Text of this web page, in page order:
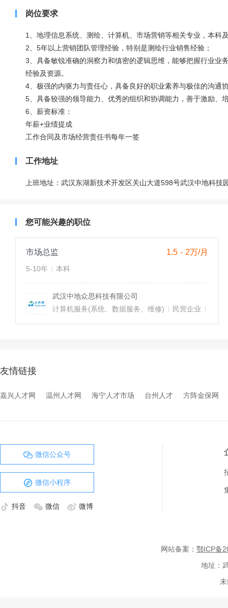
岗位要求
1、地理信息系统、测绘、计算机、市场营销等相关专业，本科
2、5年以上营销团队管理经验，特别是测绘行业销售经验；
3、具备敏锐准确的洞察力和缜密的逻辑思维，能够把握行业业
经验及资源。
4、极强的内驱力与责任心，具备良好的职业素养与极佳的沟通
5、具备较强的领导能力、优秀的组织和协调能力，善于激励、
6、薪资标准：
年薪+业绩提成
工作合同及市场经营责任书每年一签
工作地址
上班地址：武汉东湖新技术开发区关山大道598号武汉中地科技
您可能兴趣的职位
市场总监 1.5 - 2万/月
5-10年 本科
武汉中地众思科技有限公司
计算机服务(系统、数据服务、维修)
民营企业
友情链接
嘉兴人才网 温州人才网 海宁人才市场 台州人才 方阵金保网
微信公众号
微信小程序
抖音 微信 微博
网站备案： 鄂ICP备
地址：